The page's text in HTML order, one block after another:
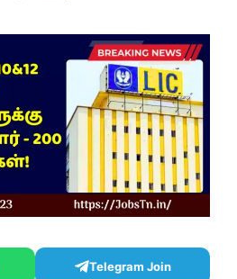
Telegram Join